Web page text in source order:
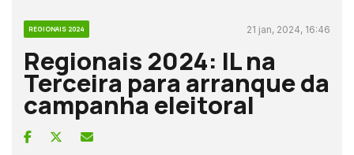
REGIONAIS 2024 21 jan, 2024, 16:46
Regionais 2024: IL na
Terceira para arranque da
campanha eleitoral